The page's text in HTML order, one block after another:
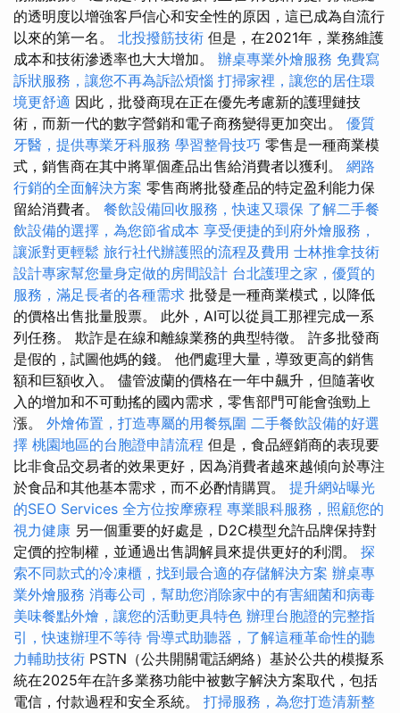
的透明度以增強客戶信心和安全性的原因，這已成為自流行
以來的第一名。 北投撥筋技術 但是，在2021年，業務維護
成本和技術滲透率也大大增加。 辦桌專業外燴服務 免費寫
訴狀服務，讓您不再為訴訟煩惱 打掃家裡，讓您的居住環
境更舒適 因此，批發商現在正在優先考慮新的護理鏈技
術，而新一代的數字營銷和電子商務變得更加突出。 優質
牙醫，提供專業牙科服務 學習整骨技巧 零售是一種商業模
式，銷售商在其中將單個產品出售給消費者以獲利。 網路
行銷的全面解決方案 零售商將批發產品的特定盈利能力保
留給消費者。 餐飲設備回收服務，快速又環保 了解二手餐
飲設備的選擇，為您節省成本 享受便捷的到府外燴服務，
讓派對更輕鬆 旅行社代辦護照的流程及費用 士林推拿技術
設計專家幫您量身定做的房間設計 台北護理之家，優質的
服務，滿足長者的各種需求 批發是一種商業模式，以降低
的價格出售批量股票。 此外，AI可以從員工那裡完成一系
列任務。 欺詐是在線和離線業務的典型特徵。 許多批發商
是假的，試圖他媽的錢。 他們處理大量，導致更高的銷售
額和巨額收入。 儘管波蘭的價格在一年中飆升，但隨著收
入的增加和不可動搖的國內需求，零售部門可能會強勁上
漲。 外燴佈置，打造專屬的用餐氛圍 二手餐飲設備的好選
擇 桃園地區的台胞證申請流程 但是，食品經銷商的表現要
比非食品交易者的效果更好，因為消費者越來越傾向於專注
於食品和其他基本需求，而不必酌情購買。 提升網站曝光
的SEO Services 全方位按摩療程 專業眼科服務，照顧您的
視力健康 另一個重要的好處是，D2C模型允許品牌保持對
定價的控制權，並通過出售調解員來提供更好的利潤。 探
索不同款式的冷凍櫃，找到最合適的存儲解決方案 辦桌專
業外燴服務 消毒公司，幫助您消除家中的有害細菌和病毒
美味餐點外燴，讓您的活動更具特色 辦理台胞證的完整指
引，快速辦理不等待 骨導式助聽器，了解這種革命性的聽
力輔助技術 PSTN（公共開關電話網絡）基於公共的模擬系
統在2025年在許多業務功能中被數字解決方案取代，包括
電信，付款過程和安全系統。 打掃服務，為您打造清新整